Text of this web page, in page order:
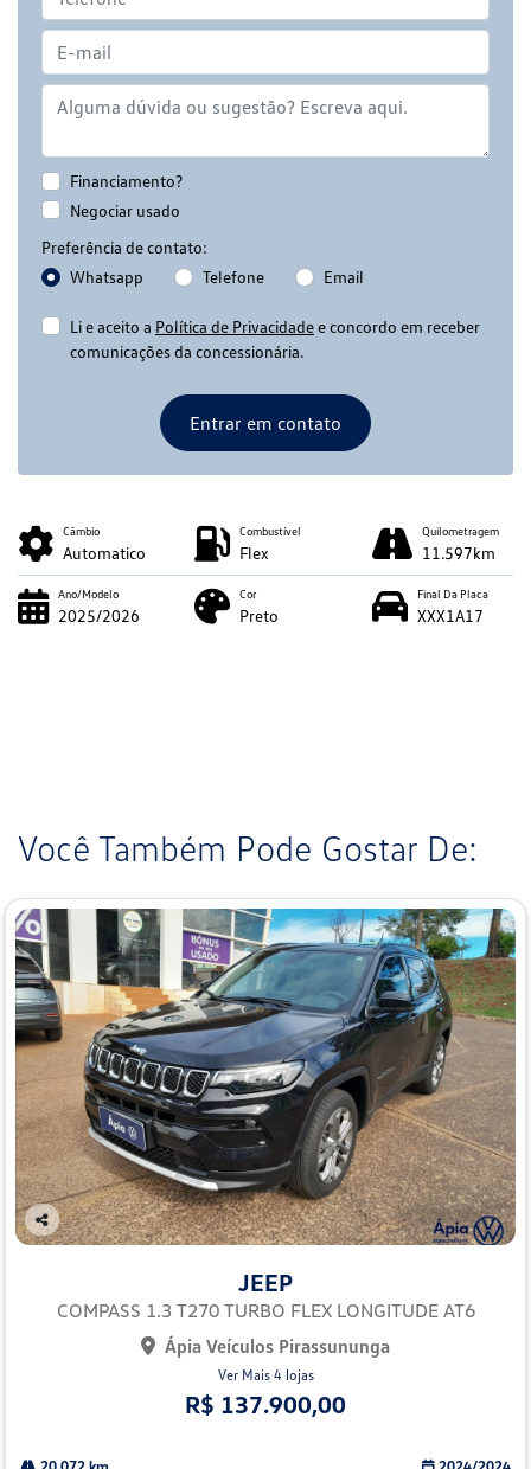
Financiamento?
Negociar usado
Preferência de contato:
Whatsapp
Telefone Email
Li e aceito a Política de Privacidadee concordo em receber
comunicações da concessionária.
Entrar em contato
Câmbio
Automatico
Combustível
Flex
Quilometragem
11.597km
Ano/Modelo
2025/2026
Cor
Preto
Final Da Placa
XXX1A17
Você Também Pode Gostar De:
Co
JEEP
COMPASS 1.3 T270 TURBO FLEX LONGITUDE AT6
Ápia Veículos Pirassununga
Ver Mais 4 lojas
R$ 137.900,00